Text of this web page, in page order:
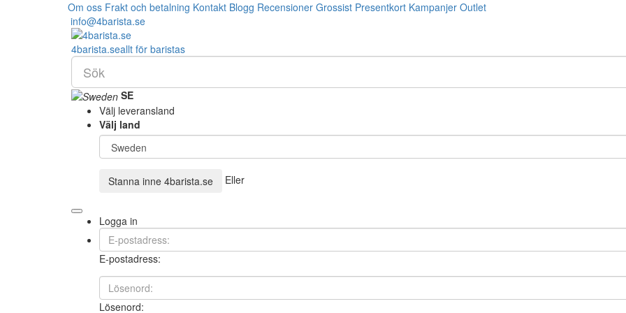
Om oss Frakt och betalning Kontakt Blogg Recensioner Grossist Presentkort Kampanjer Outlet
info@4barista.se
4barista.seallt för baristas
SE
Välj leveransland
Välj land
Stanna inne 4barista.se Eller
Logga in
E-postadress:
Lösenord: